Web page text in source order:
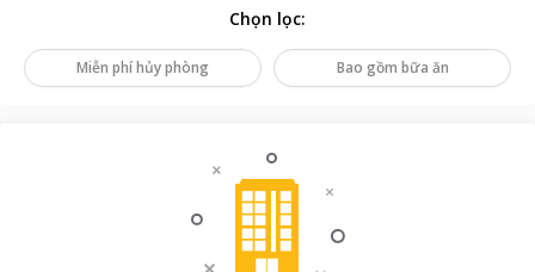
Chọn lọc:
Miễn phí hủy phòng Bao gồm bữa ăn